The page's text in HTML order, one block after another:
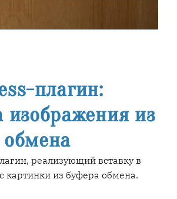
плагин:
изображения из
реализующий вставку в
картинки из буфера обмена.